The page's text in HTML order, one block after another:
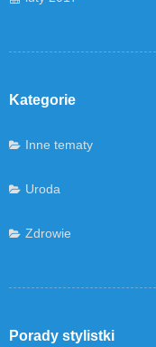
Kategorie
Inne tematy
Uroda
Zdrowie
Porady stylistki